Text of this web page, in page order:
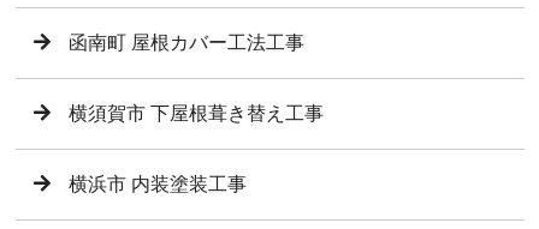
函南町 屋根カバー工法工事
横須賀市 下屋根葺き替え工事
横浜市 内装塗装工事